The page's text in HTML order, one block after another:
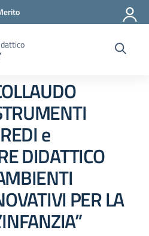
e
DIDATTICO
PER LA